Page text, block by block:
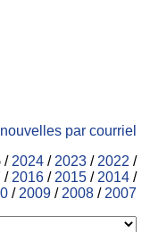
par courriel
/ 2024 / 2023 / 2022 /
/ 2016 / 2015 / 2014 /
/ 2009 / 2008 / 2007